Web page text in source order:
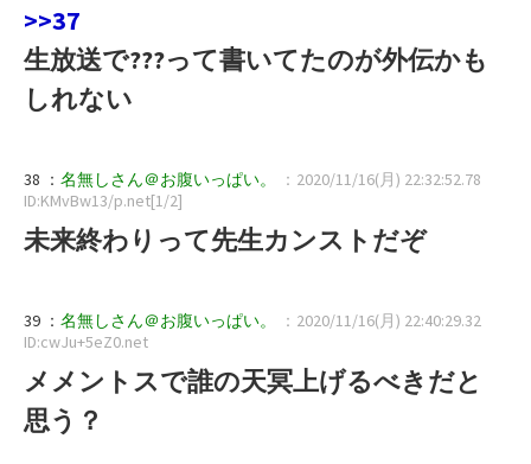
>>37
生放送で???って書いてたのが外伝かも
しれない
38 ： 名無しさん＠お腹いっぱい。
：2020/11/16(月) 22:32:52.78
ID:KMvBw13/p.net[1/2]
未来終わりって先生カンストだぞ
39 ： 名無しさん＠お腹いっぱい。
：2020/11/16(月) 22:40:29.32
ID:cwJu+5eZ0.net
メメントスで誰の天冥上げるべきだと
思う？